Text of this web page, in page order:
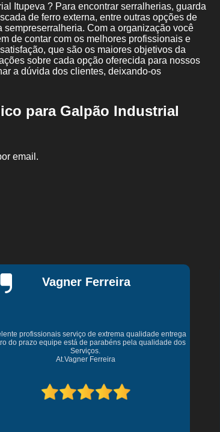
Corpo de Ferro Forjado
Guarda Corpo de
Corpo de Ferro para Sacada
Guarda Corpo
Instalação de Mezanino em Viga Laminada
Instalação de Mezanino Estrutura
Instalação de Mezanino Metálico para Galpão
Mezanino Estrutura Metálica
Metálico Sempre Serralheria
Portão Chapa
de Aço para Comércio
Portão de Aço para
Metálicos de Enrolar
Serralheria Artística
de Grande Porte
para Manutenção em Industrias
Itupeva ? Para encontrar serralherias, guarda
de ferro externa, entre outras opções de
Com a organização você
de contar com os melhores profissionais e
que são os maiores objetivos da
sobre cada opção oferecida para nossos
a dúvida dos clientes, deixando-os
para Galpão Industrial
email.
Greg Eventos
super recomendo sempre nos atendeu com
todos nossos projetos e desenvolvimento é feito
SEMPRE, nossa pista de dança e um dos inúmeros
projetos